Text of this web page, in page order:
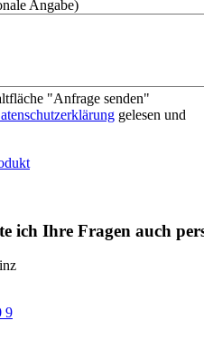
Angabe)
"Anfrage senden"
gelesen und
ich Ihre Fragen auch
9